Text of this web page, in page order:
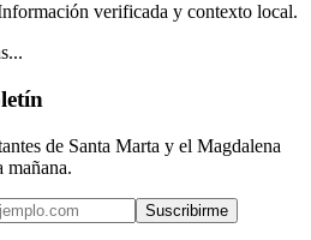
verificada y contexto local.
de Santa Marta y el Magdalena
mañana.
Suscribirme